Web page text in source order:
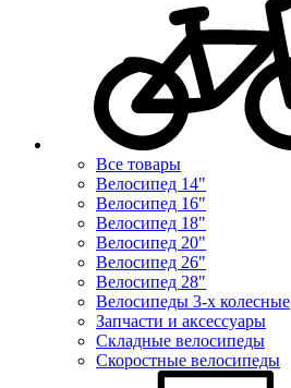
Все товары
Велосипед 14"
Велосипед 16"
Велосипед 18"
Велосипед 20"
Велосипед 26"
Велосипед 28"
Велосипеды 3-х колесные
Запчасти и аксессуары
Складные велосипеды
Скоростные велосипеды